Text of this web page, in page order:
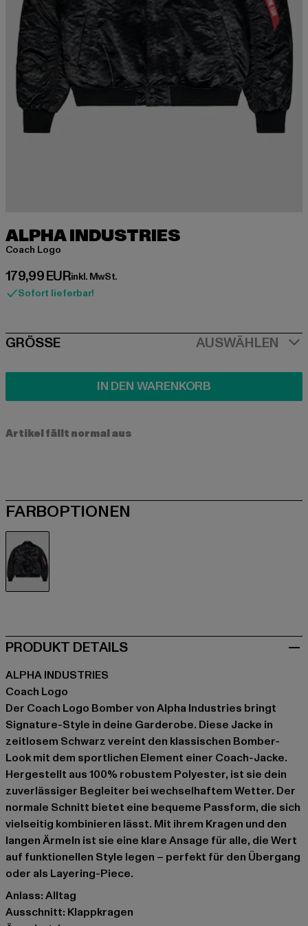
ALPHA INDUSTRIES
Coach Logo
179,99 EUR
Derzeitiger Preis: 179,99 EUR
inkl. MwSt.
Sofort lieferbar!
SIZE
GRÖSSE AUSWÄHLEN
IN DEN WARENKORB
Artikel fällt normal aus
FARBOPTIONEN
PRODUKT DETAILS
ALPHA INDUSTRIES
Coach Logo
Der Coach Logo Bomber von Alpha Industries bringt
Signature-Style in deine Garderobe. Diese Jacke in
zeitlosem Schwarz vereint den klassischen Bomber-
Look mit dem sportlichen Element einer Coach-Jacke.
Hergestellt aus 100% robustem Polyester, ist sie dein
zuverlässiger Begleiter bei wechselhaftem Wetter. Der
normale Schnitt bietet eine bequeme Passform, die sich
vielseitig kombinieren lässt. Mit ihrem Kragen und den
langen Ärmeln ist sie eine klare Ansage für alle, die Wert
auf funktionellen Style legen – perfekt für den Übergang
oder als Layering-Piece.
Anlass: Alltag
Ausschnitt: Klappkragen